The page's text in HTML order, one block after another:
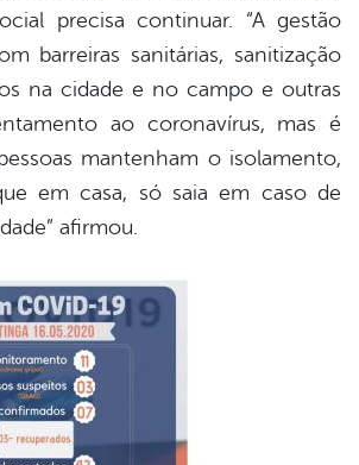
precisa continuar. “A gestão
barreiras sanitárias, sanitização
na cidade e no campo e outras
ao coronavírus, mas é
mantenham o isolamento,
em casa, só saia em caso de
afirmou.